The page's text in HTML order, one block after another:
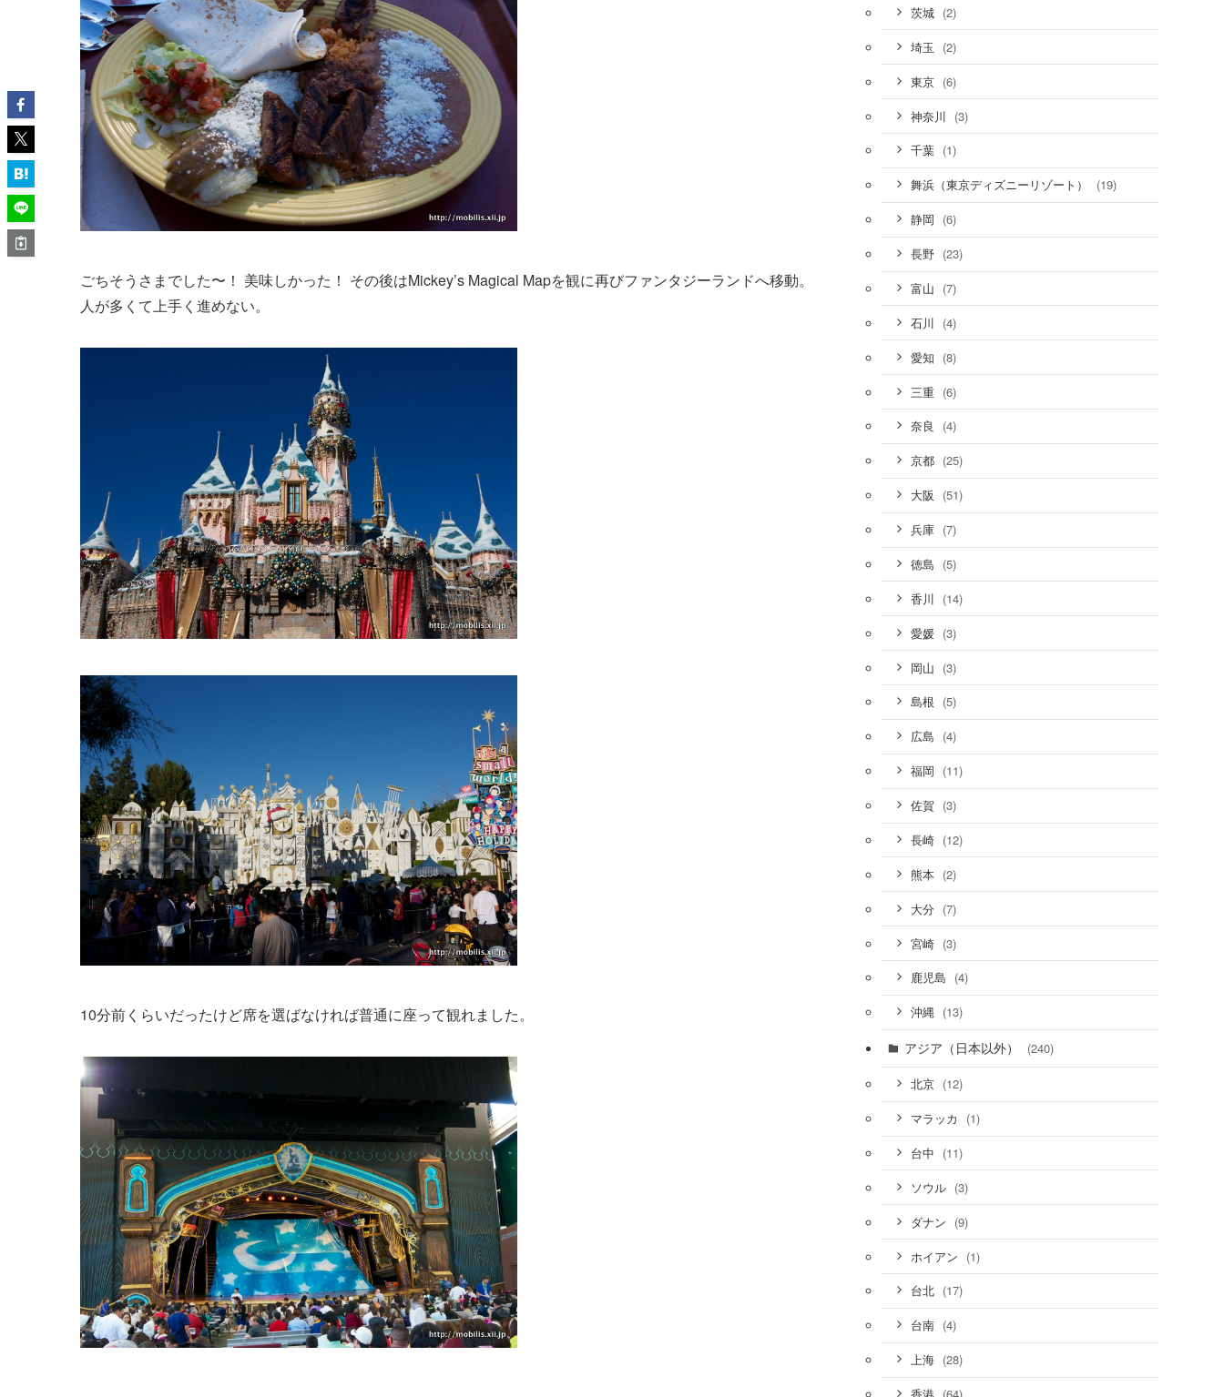
ごちそうさまでした〜！ 美味しかった！ その後はMickey’s Magical Mapを観に再びファンタジーランドへ移動。
人が多くて上手く進めない。
10分前くらいだったけど席を選ばなければ普通に座って観れました。
茨城 (2)
埼玉 (2)
東京 (6)
神奈川 (3)
千葉 (1)
舞浜（東京ディズニーリゾート） (19)
静岡 (6)
長野 (23)
富山 (7)
石川 (4)
愛知 (8)
三重 (6)
奈良 (4)
京都 (25)
大阪 (51)
兵庫 (7)
徳島 (5)
香川 (14)
愛媛 (3)
岡山 (3)
島根 (5)
広島 (4)
福岡 (11)
佐賀 (3)
長崎 (12)
熊本 (2)
大分 (7)
宮崎 (3)
鹿児島 (4)
沖縄 (13)
アジア（日本以外） (240)
北京 (12)
マラッカ (1)
台中 (11)
ソウル (3)
ダナン (9)
ホイアン (1)
台北 (17)
台南 (4)
上海 (28)